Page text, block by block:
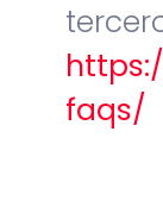
faqs/